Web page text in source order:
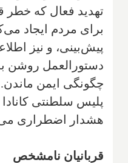
تهدید فعال که خطر
برای مردم ایجاد
پیش‌بینی، و نیز
دستورالعمل روشن
چگونگی ایمن
پلیس سلطنتی
هشدار اضطراری
قربانیان نامشخص